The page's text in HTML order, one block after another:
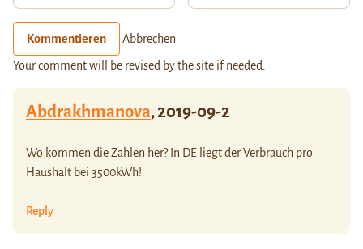
Kommentieren Abbrechen
Your comment will be revised by the site if needed.
Abdrakhmanova,2019-09-2
Wo kommen die Zahlen her? In DE liegt der Verbrauch pro
Haushalt bei 3500kWh!
Reply